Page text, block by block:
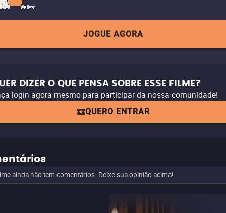
JOGUE AGORA
DIZER O QUE PENSA SOBRE ESSE FILME?
login agora mesmo para participar da nossa comunidade!
QUERO ENTRAR
ainda não tem comentários. Deixe sua opinião acima!